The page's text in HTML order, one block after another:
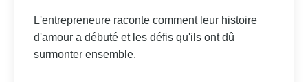
L'entrepreneure raconte comment leur histoire
d'amour a débuté et les défis qu'ils ont dû
surmonter ensemble.